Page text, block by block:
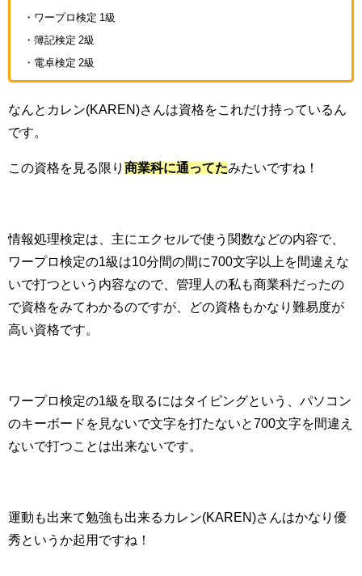
・ワープロ検定 1級
・簿記検定 2級
・電卓検定 2級
なんとカレン(KAREN)さんは資格をこれだけ持っているん
です。
この資格を見る限り 商業科に通ってたみたいですね！
情報処理検定は、主にエクセルで使う関数などの内容で、
ワープロ検定の1級は10分間の間に700文字以上を間違えな
いで打つという内容なので、管理人の私も商業科だったの
で資格をみてわかるのですが、どの資格もかなり難易度が
高い資格です。
ワープロ検定の1級を取るにはタイピングという、パソコン
のキーボードを見ないで文字を打たないと700文字を間違え
ないで打つことは出来ないです。
運動も出来て勉強も出来るカレン(KAREN)さんはかなり優
秀というか起用ですね！